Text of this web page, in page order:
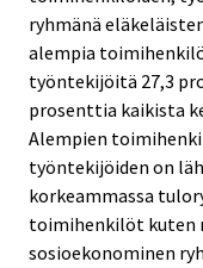
ryhmänä
alempia
työntekijöitä 27,3
prosenttia kaikista
Alempien
työntekijöiden on
korkeammassa
toimihenkilöt kuten
sosioekonominen